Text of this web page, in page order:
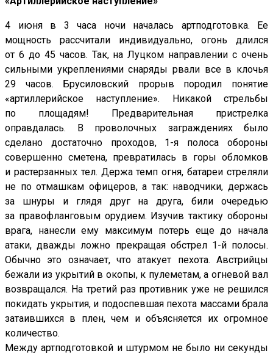
4 июня в 3 часа ночи началась артподготовка. Ее
мощность рассчитали индивидуально, огонь длился
от 6 до 45 часов. Так, на Луцком направлении с очень
сильными укреплениями снаряды рвали все в клочья
29 часов. Брусиловский прорыв породил понятие
«артиллерийское наступление». Никакой стрельбы
по площадям! Предварительная пристрелка
оправдалась. В проволочных заграждениях было
сделано достаточно проходов, 1-я полоса обороны
совершенно сметена, превратилась в горы обломков
и растерзанных тел. Держа темп огня, батареи стреляли
не по отмашкам офицеров, а так: наводчики, держась
за шнуры и глядя друг на друга, били очередью
за правофланговым орудием. Изучив тактику обороны
врага, нанесли ему максимум потерь еще до начала
атаки, дважды ложно прекращая обстрел 1-й полосы.
Обычно это означает, что атакует пехота. Австрийцы
бежали из укрытий в окопы, к пулеметам, а огневой вал
возвращался. На третий раз противник уже не решился
покидать укрытия, и подоспевшая пехота массами брала
затаившихся в плен, чем и объясняется их огромное
количество.
Между артподготовкой и штурмом не было ни секунды